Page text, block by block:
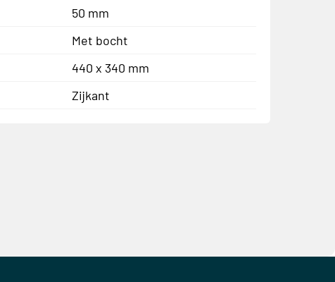
50 mm
Met bocht
440 x 340 mm
Zijkant